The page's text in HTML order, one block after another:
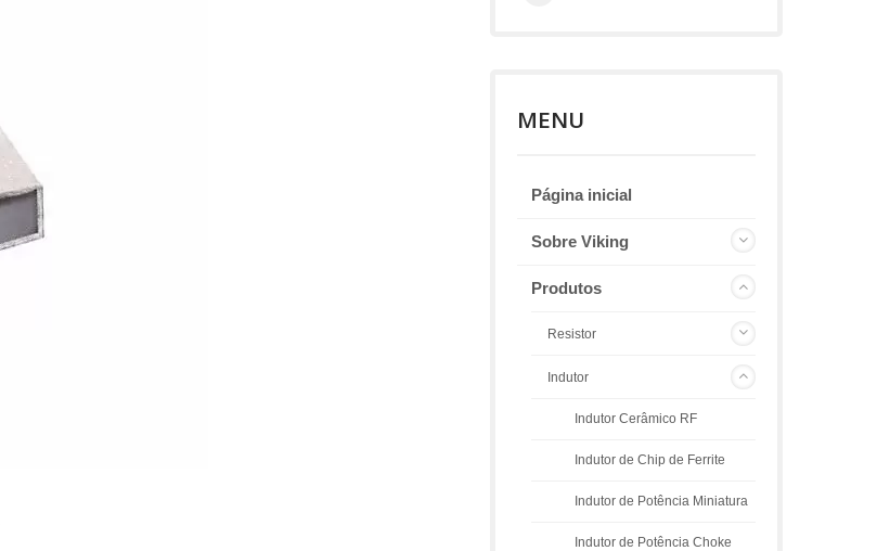
MENU
Página inicial
Sobre Viking
Produtos
Resistor
Indutor
Indutor Cerâmico RF
Indutor de Chip de Ferrite
Indutor de Potência Miniatura
Indutor de Potência Choke